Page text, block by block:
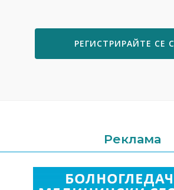
РЕГИСТРИРАЙТЕ СЕ
Реклама